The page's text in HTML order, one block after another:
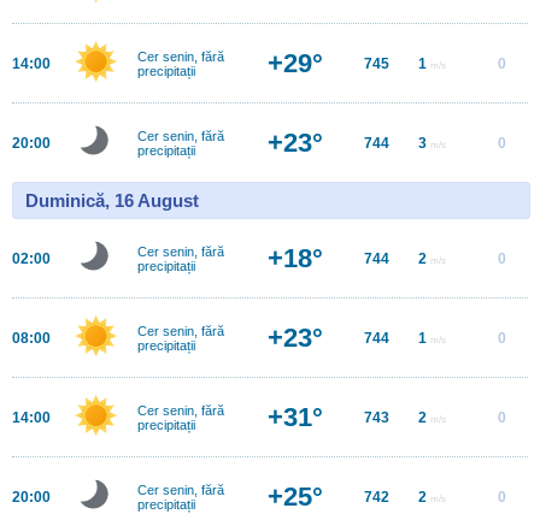
14:00
Cer senin, fără
precipitații
+29° 745 1 m/s 0
20:00
Cer senin, fără
precipitații
+23° 744 3 m/s 0
Duminică, 16 August
02:00
Cer senin, fără
precipitații
+18° 744 2 m/s 0
08:00
Cer senin, fără
precipitații
+23° 744 1 m/s 0
14:00
Cer senin, fără
precipitații
+31° 743 2 m/s 0
20:00
Cer senin, fără
precipitații
+25° 742 2 m/s 0